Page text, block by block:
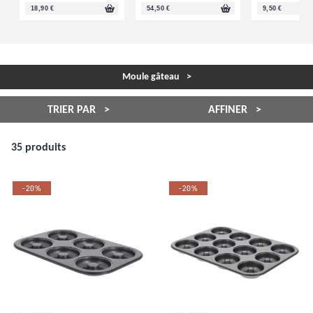
18,90 € 54,50 € 9,50 €
Moule gâteau
TRIER PAR AFFINER
35 produits
-20% -20%